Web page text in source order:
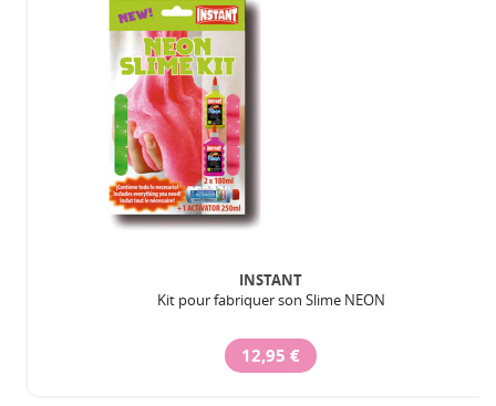
INSTANT
Kit pour fabriquer son Slime NEON
12,95 €